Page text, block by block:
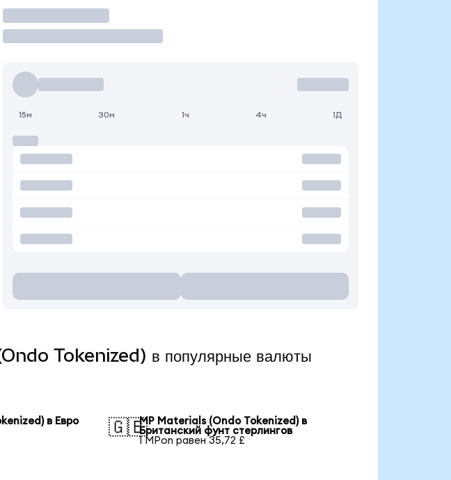
Торговать
15м 30м 1ч 4ч 1Д
Tokenized) в популярные валюты
в Евро
🇬🇧MP Materials (Ondo Tokenized) в
Британский фунт стерлингов
1 MPon равен 35,72 £